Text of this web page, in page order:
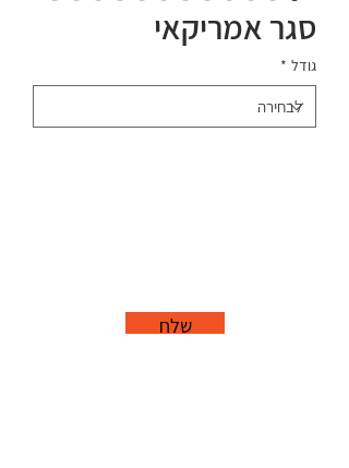
סגר אמריקאי
גודל *
שלח